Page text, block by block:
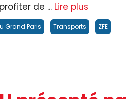
de ... Lire plus
Grand Paris Transports ZFE